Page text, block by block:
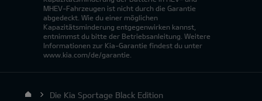
MHEV-Fahrzeugen ist nicht durch die Garantie
abgedeckt. Wie du einer möglichen
Kapazitätsminderung entgegenwirken kannst,
entnimmst du bitte der Betriebsanleitung. Weitere
Informationen zur Kia-Garantie findest du unter
www.kia.com/de/garantie.
Die Kia Sportage Black Edition